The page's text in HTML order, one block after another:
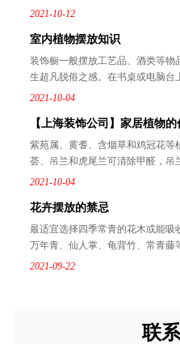
2021-10-12
室内植物摆放知识
装饰橱一般摆放工艺品、酒类等
生超凡脱俗之感。在书桌或电脑台
2021-10-04
【上海装饰公司】家居植物的
紫苑属、黄耆、含烟草和鸡冠花
荟、吊兰和虎尾兰可清除甲醛，吊
2021-10-04
花卉摆放的禁忌
最适宜选择四季常青的花木或能吸
万年青、仙人掌、龟背竹、常青藤
2021-09-22
联